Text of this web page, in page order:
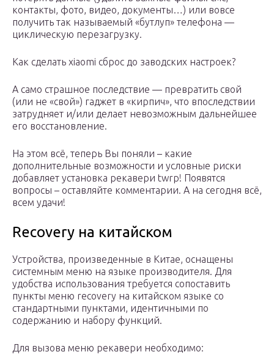
контакты, фото, видео, документы…) или вовсе
получить так называемый «бутлуп» телефона —
циклическую перезагрузку.
Как сделать xiaomi сброс до заводских настроек?
А само страшное последствие — превратить свой
(или не «свой») гаджет в «кирпич», что впоследствии
затрудняет и/или делает невозможным дальнейшее
его восстановление.
На этом всё, теперь Вы поняли – какие
дополнительные возможности и условные риски
добавляет установка рекавери twrp! Появятся
вопросы – оставляйте комментарии. А на сегодня всё,
всем удачи!
Recovery на китайском
Устройства, произведенные в Китае, оснащены
системным меню на языке производителя. Для
удобства использования требуется сопоставить
пункты меню recovery на китайском языке со
стандартными пунктами, идентичными по
содержанию и набору функций.
Для вызова меню рекавери необходимо: